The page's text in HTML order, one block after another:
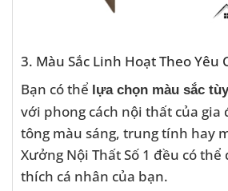
3. Màu Sắc Linh Hoạt Theo Yêu
Bạn có thể lựa chọn màu sắc
với phong cách nội thất của
tông màu sáng, trung tính hay
Xưởng Nội Thất Số 1 đều có
thích cá nhân của bạn.